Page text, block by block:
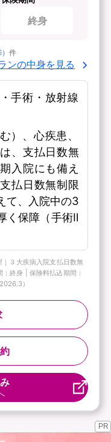
終身
） 件
ンの中身を見る
手術・放射線
）、心疾患、
、支払日数無
入院にも備え
払日数無制限
て、入院中の3
く保障（手術Ⅱ
３大疾病入院支払日数無
終身 | 保険料払込期間：
）
PR